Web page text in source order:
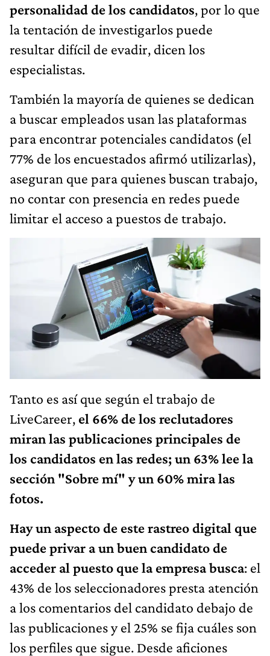
personalidad de los candidatos, por lo que
la tentación de investigarlos puede
resultar difícil de evadir, dicen los
especialistas.
También la mayoría de quienes se dedican
a buscar empleados usan las plataformas
para encontrar potenciales candidatos (el
77% de los encuestados afirmó utilizarlas),
aseguran que para quienes buscan trabajo,
no contar con presencia en redes puede
limitar el acceso a puestos de trabajo.
Tanto es así que según el trabajo de
LiveCareer, el 66% de los reclutadores
miran las publicaciones principales de
los candidatos en las redes; un 63% lee la
sección "Sobre mí" y un 60% mira las
fotos.
Hay un aspecto de este rastreo digital que
puede privar a un buen candidato de
acceder al puesto que la empresa busca: el
43% de los seleccionadores presta atención
a los comentarios del candidato debajo de
las publicaciones y el 25% se fija cuáles son
los perfiles que sigue. Desde aficiones